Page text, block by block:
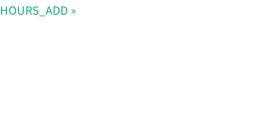
HOURS_ADD